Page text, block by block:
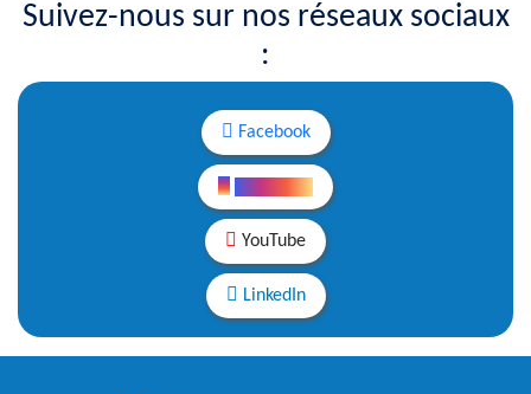
Suivez-nous sur nos réseaux sociaux
:
Facebook
YouTube
LinkedIn